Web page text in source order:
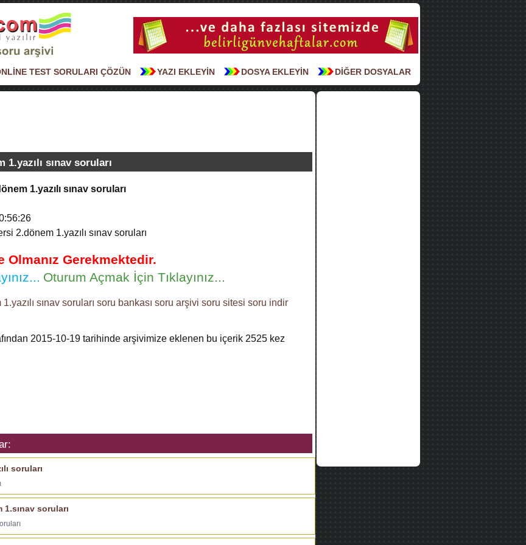
DİĞER DOSYALAR
DOSYA EKLEYİN
YAZI EKLEYİN
TEST SORULARI ÇÖZÜN
sınav soruları
1.yazılı sınav soruları
2.dönem 1.yazılı sınav soruları
Gerekmektedir.
Oturum Açmak İçin Tıklayınız...
sınav soruları soru bankası soru arşivi soru sitesi soru indir
2015-10-19 tarihinde arşivimize eklenen bu içerik 2525 kez
soruları
soruları